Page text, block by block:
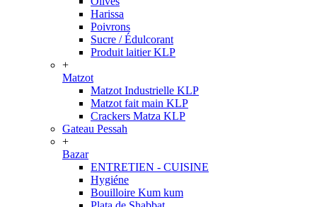
Harissa
Poivrons
Sucre / Édulcorant
Produit laitier KLP
+
Matzot
Matzot Industrielle KLP
Matzot fait main KLP
Crackers Matza KLP
Gateau Pessah
+
Bazar
ENTRETIEN - CUISINE
Hygiéne
Bouilloire Kum kum